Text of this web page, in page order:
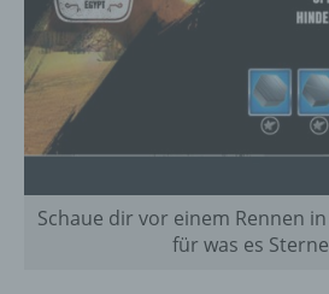
Schaue dir vor einem Rennen
für was es